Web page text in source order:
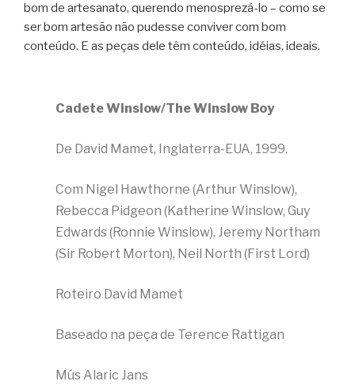
bom de artesanato, querendo menosprezá-lo – como se
ser bom artesão não pudesse conviver com bom
conteúdo. E as peças dele têm conteúdo, idéias, ideais.
Cadete Winslow/The Winslow Boy
De David Mamet, Inglaterra-EUA, 1999.
Com Nigel Hawthorne (Arthur Winslow),
Rebecca Pidgeon (Katherine Winslow, Guy
Edwards (Ronnie Winslow), Jeremy Northam
(Sir Robert Morton), Neil North (First Lord)
Roteiro David Mamet
Baseado na peça de Terence Rattigan
Mús Alaric Jans